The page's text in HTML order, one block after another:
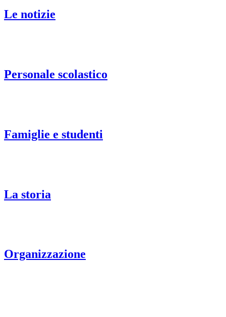
Le notizie
Personale scolastico
Famiglie e studenti
La storia
Organizzazione